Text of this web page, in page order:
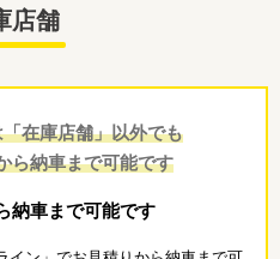
店舗
在庫店舗」以外でも
ら納車まで可能です
納車まで可能です